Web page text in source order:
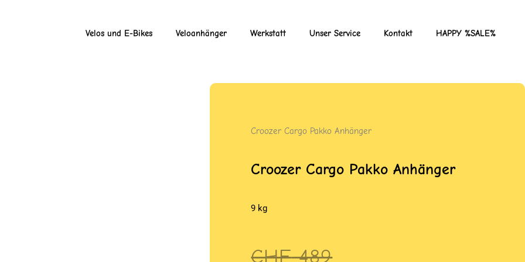
Velos und E-Bikes Veloanhänger Werkstatt Unser Service Kontakt HAPPY %SALE%
Croozer Cargo Pakko Anhänger
Croozer Cargo Pakko Anhänger
9 kg
CHF489
Ursprünglicher
Aktueller